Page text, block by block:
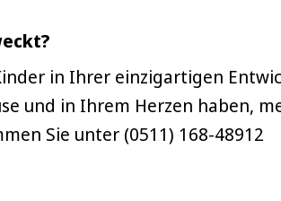
in Ihrer einzigartigen
und in Ihrem Herzen haben,
Sie unter (0511) 168-48912